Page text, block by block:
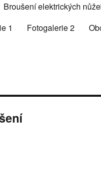
Broušení elektrických
1 Fotogalerie 2